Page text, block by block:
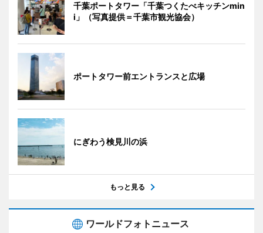
千葉ポートタワー「千葉つくたべキッチンmin
i」（写真提供＝千葉市観光協会）
ポートタワー前エントランスと広場
にぎわう検見川の浜
もっと見る
ワールドフォトニュース